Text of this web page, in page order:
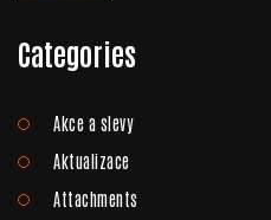
Categories
Akce a slevy
Aktualizace
Attachments